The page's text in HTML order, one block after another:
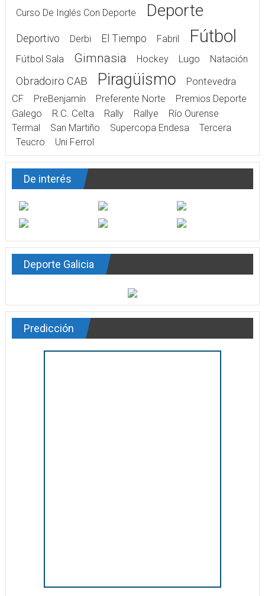
Curso De Inglés Con Deporte
Deporte
Deportivo Derbi El Tiempo Fabril Fútbol
Fútbol Sala Gimnasia Hockey Lugo Natación
Obradoiro CAB Piragüismo
Pontevedra
CF
PreBenjamín Preferente Norte
Premios Deporte
Galego
R.C. Celta Rally Rallye
Río Ourense
Termal
San Martiño Supercopa Endesa
Tercera
Teucro
Uni Ferrol
De interés
Deporte Galicia
Predicción